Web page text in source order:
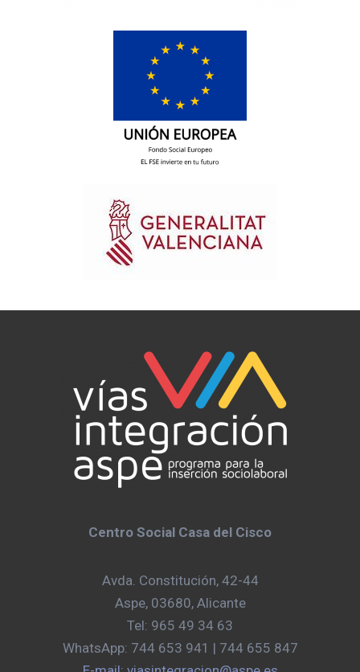
Centro Social Casa del Cisco
Avda. Constitución, 42-44
Aspe, 03680, Alicante
Tel: 965 49 34 63
WhatsApp: 744 653 941 | 744 655 847